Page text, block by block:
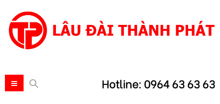
Hotline: 0964 63 63 63